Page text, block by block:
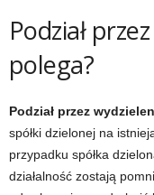
Podział
polega?
Podział przez
spółki dzielonej na
przypadku spółka
działalność zostają